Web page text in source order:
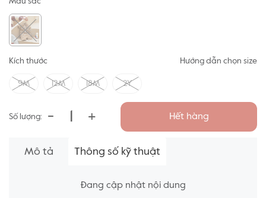
Kích thước Hướng dẫn chọn size
9M 12M 18M 2Y
Số lượng: - + Hết hàng
Mô tả Thông số kỹ thuật
Đang cập nhật nội dung